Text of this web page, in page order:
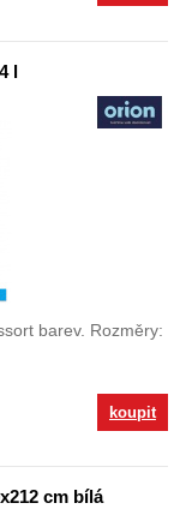
l
barev. Rozměry:
koupit
cm bílá